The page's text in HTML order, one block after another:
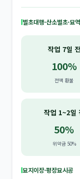
벌초대행·산소벌초·묘
작업 7일 전
100%
전액 환불
작업 1~2일
50%
위약금 50%
묘지이장·평장묘시공